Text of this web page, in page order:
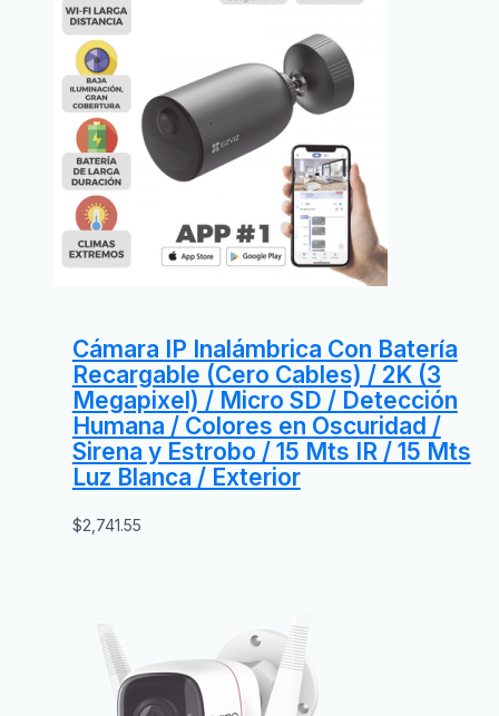
Cámara IP Inalámbrica Con Batería
Recargable (Cero Cables) / 2K (3
Megapixel) / Micro SD / Detección
Humana / Colores en Oscuridad /
Sirena y Estrobo / 15 Mts IR / 15 Mts
Luz Blanca / Exterior
$2,741.55